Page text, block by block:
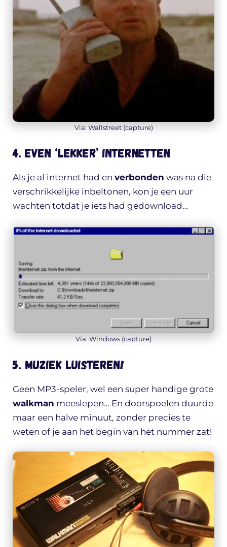
Via: Wallstreet (capture)
4. Even ‘lekker’ internetten
Als je al internet had en verbonden was na die
verschrikkelijke inbeltonen, kon je een uur
wachten totdat je iets had gedownload…
Via: Windows (capture)
5. Muziek luisteren!
Geen MP3-speler, wel een super handige grote
walkman meeslepen… En doorspoelen duurde
maar een halve minuut, zonder precies te
weten of je aan het begin van het nummer zat!